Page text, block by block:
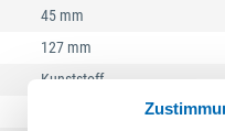
45 mm
127 mm
Kunststoff